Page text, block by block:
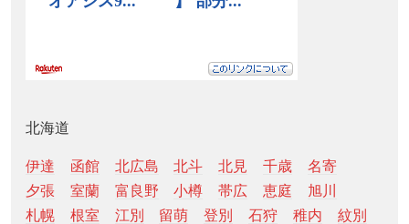
北海道
伊達 函館 北広島 北斗 北見 千歳
名寄
夕張
室蘭 富良野 小樽 帯広 恵庭
旭川
札幌
根室 江別 留萌 登別 石狩 稚内
紋別